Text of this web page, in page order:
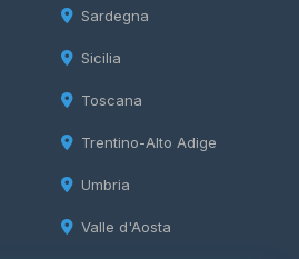
Sardegna
Sicilia
Toscana
Trentino-Alto Adige
Umbria
Valle d'Aosta